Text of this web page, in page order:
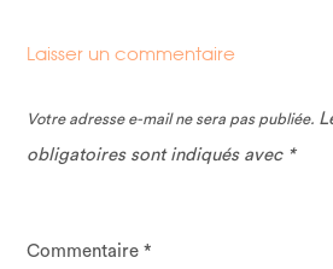
Laisser un commentaire
Votre adresse e-mail ne sera pas publiée.
obligatoires sont indiqués avec *
Commentaire*